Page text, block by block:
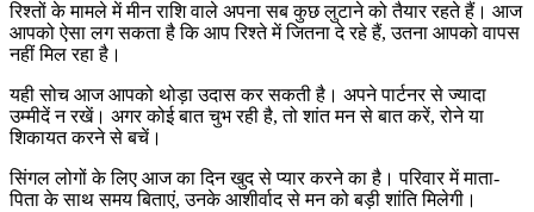
रिश्तों के मामले में मीन राशि वाले अपना सब कुछ लुटाने को तैयार रहते हैं। आज
आपको ऐसा लग सकता है कि आप रिश्ते में जितना दे रहे हैं, उतना आपको वापस
नहीं मिल रहा है।
यही सोच आज आपको थोड़ा उदास कर सकती है। अपने पार्टनर से ज्यादा
उम्मीदें न रखें। अगर कोई बात चुभ रही है, तो शांत मन से बात करें, रोने या
शिकायत करने से बचें।
सिंगल लोगों के लिए आज का दिन खुद से प्यार करने का है। परिवार में माता-
पिता के साथ समय बिताएं, उनके आशीर्वाद से मन को बड़ी शांति मिलेगी।